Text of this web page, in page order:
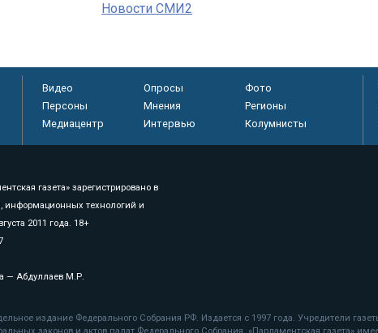
Новости СМИ2
Видео Опросы
Фото
Персоны
Мнения
Регионы
Медиацентр
Интервью Колумнисты
газета» зарегистрировано в
информационных технологий и
2011 года. 18+
— Абдуллаев М.Р.
издание Федерального Собрания РФ. Издается с 1997 года. Учредители